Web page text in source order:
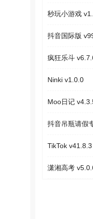
秒玩小游戏
抖音国际版
疯狂乐斗
Ninki v1.0.0
Moo日记
抖音吊瓶请假
TikTok v41.8.3
潇湘高考